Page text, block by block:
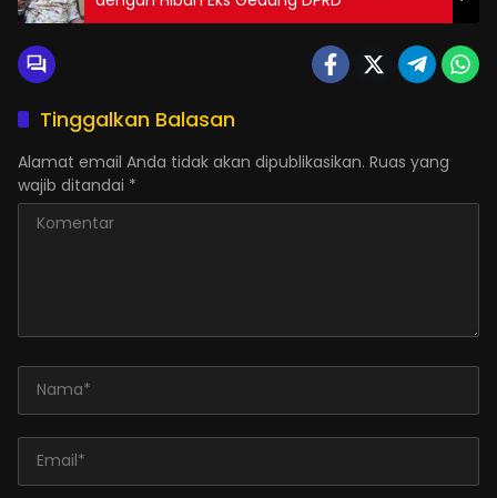
Tinggalkan Balasan
Alamat email Anda tidak akan dipublikasikan. Ruas yang
wajib ditandai *